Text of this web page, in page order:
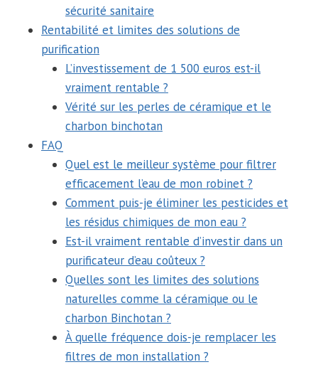
sécurité sanitaire
Rentabilité et limites des solutions de
purification
L’investissement de 1 500 euros est-il
vraiment rentable ?
Vérité sur les perles de céramique et le
charbon binchotan
FAQ
Quel est le meilleur système pour filtrer
efficacement l’eau de mon robinet ?
Comment puis-je éliminer les pesticides et
les résidus chimiques de mon eau ?
Est-il vraiment rentable d’investir dans un
purificateur d’eau coûteux ?
Quelles sont les limites des solutions
naturelles comme la céramique ou le
charbon Binchotan ?
À quelle fréquence dois-je remplacer les
filtres de mon installation ?